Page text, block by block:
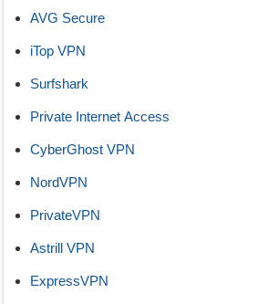
AVG Secure
iTop VPN
Surfshark
Private Internet Access
CyberGhost VPN
NordVPN
PrivateVPN
Astrill VPN
ExpressVPN